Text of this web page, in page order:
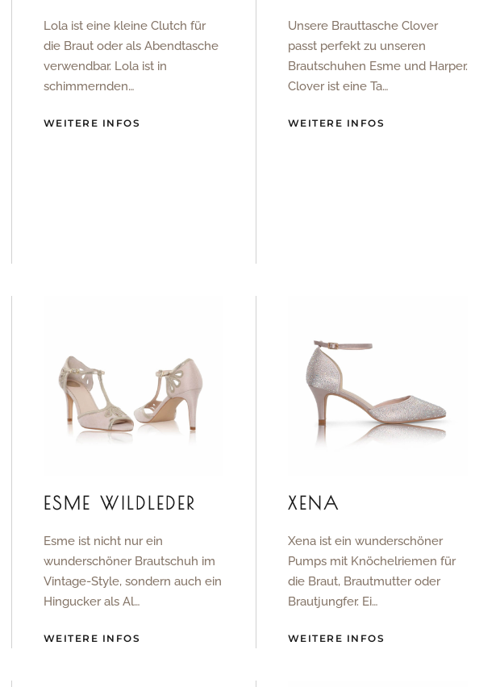
Lola ist eine kleine Clutch für
die Braut oder als Abendtasche
verwendbar. Lola ist in
schimmernden…
WEITERE INFOS
Unsere Brauttasche Clover
passt perfekt zu unseren
Brautschuhen Esme und Harper.
Clover ist eine Ta…
WEITERE INFOS
ESME WILDLEDER
Esme ist nicht nur ein
wunderschöner Brautschuh im
Vintage-Style, sondern auch ein
Hingucker als Al…
WEITERE INFOS
XENA
Xena ist ein wunderschöner
Pumps mit Knöchelriemen für
die Braut, Brautmutter oder
Brautjungfer. Ei…
WEITERE INFOS